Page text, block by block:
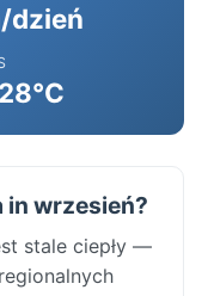
dzień
in wrzesień?
stale ciepły —